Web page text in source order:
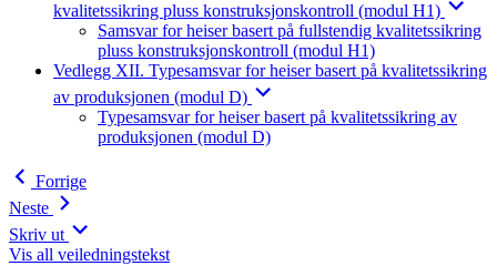
kvalitetssikring pluss konstruksjonskontroll (modul H1)
Samsvar for heiser basert på fullstendig kvalitetssikring
pluss konstruksjonskontroll (modul H1)
Vedlegg XII. Typesamsvar for heiser basert på kvalitetssikring
av produksjonen (modul D)
Typesamsvar for heiser basert på kvalitetssikring av
produksjonen (modul D)
Forrige
Neste
Skriv ut
Vis all veiledningstekst